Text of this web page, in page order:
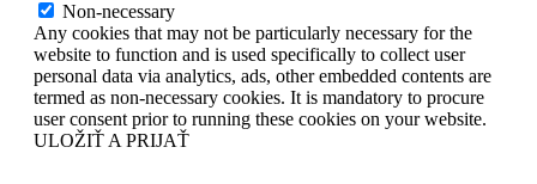
Non-necessary
Any cookies that may not be particularly necessary for the
website to function and is used specifically to collect user
personal data via analytics, ads, other embedded contents are
termed as non-necessary cookies. It is mandatory to procure
user consent prior to running these cookies on your website.
ULOŽIŤ A PRIJAŤ